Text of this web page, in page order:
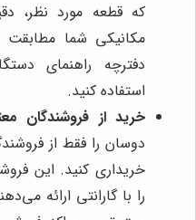
که قطعه مورد نظر،
مکانیکی شما مطابقت
دفترچه راهنمای
استفاده کنید.
خرید از فروشندگان
دوسان را فقط از
خریداری کنید. این
را با گارانتی ارائه